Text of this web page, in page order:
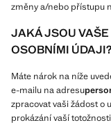
změny a/nebo přístupu
JAKÁ JSOU VAŠE
OSOBNÍMI ÚDAJI?
Máte nárok na níže
e-mailu na adresu
zpracovat vaši žádost o
prokázání vaší